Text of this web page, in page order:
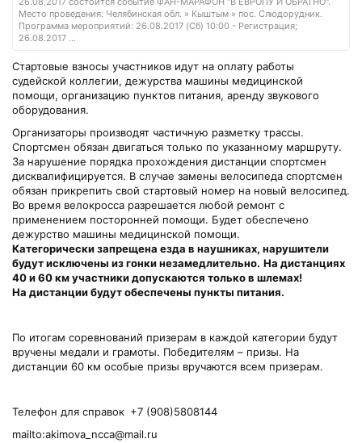
Место проведения: Челябинская обл. » Кыштым » пос. Слюдорудник.
Программа мероприятий: 26.08.2017 (Сб) 10:00 - Регистрация;
26.08.2017 ...
Стартовые взносы участников идут на оплату работы
судейской коллегии, дежурства машины медицинской
помощи, организацию пунктов питания, аренду звукового
оборудования.
Организаторы производят частичную разметку трассы.
Спортсмен обязан двигаться только по указанному маршруту.
За нарушение порядка прохождения дистанции спортсмен
дисквалифицируется. В случае замены велосипеда спортсмен
обязан прикрепить свой стартовый номер на новый велосипед.
Во время велокросса разрешается любой ремонт с
применением посторонней помощи. Будет обеспечено
дежурство машины медицинской помощи.
Категорически запрещена езда в наушниках, нарушители
будут исключены из гонки незамедлительно. На дистанциях
40 и 60 км участники допускаются только в шлемах!
На дистанции будут обеспечены пункты питания.
По итогам соревнований призерам в каждой категории будут
вручены медали и грамоты. Победителям – призы. На
дистанции 60 км особые призы вручаются всем призерам.
Телефон для справок +7 (908)5808144
mailto:akimova_ncca@mail.ru